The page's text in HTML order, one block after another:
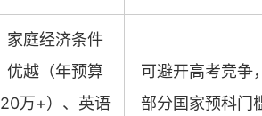
家庭经济条件
优越（年预算
20万+）、英语
可避开高考竞争，
部分国家预科门